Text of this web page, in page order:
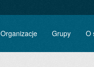
Organizacje Grupy O